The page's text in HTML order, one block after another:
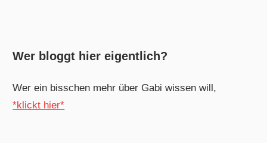
Wer bloggt hier eigentlich?
Wer ein bisschen mehr über Gabi wissen will,
*klickt hier*